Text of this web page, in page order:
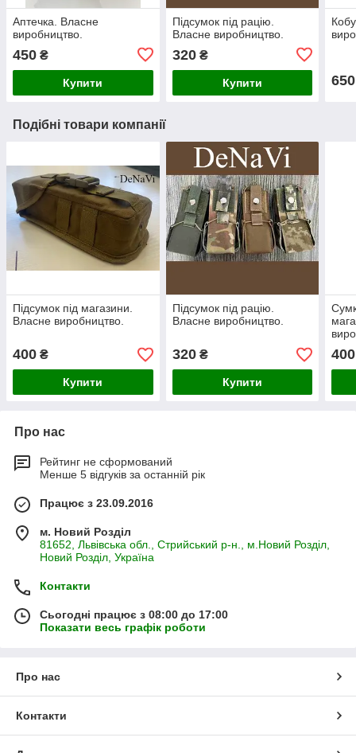
Аптечка. Власне
виробництво.
450 ₴
Купити
Підсумок під рацію.
Власне виробництво.
320₴
Купити 650
Подібні товари компанії
Підсумок під магазини.
Власне виробництво.
400 ₴
Купити
Підсумок під рацію.
Власне виробництво.
320₴
Купити
400
Про нас
Рейтинг не сформований
Менше 5 відгуків за останній рік
Працює з 23.09.2016
м. Новий Розділ
81652, Львівська обл., Стрийський р-н., м.Новий Розділ,
Новий Розділ, Україна
Контакти
Сьогодні працює з 08:00 до 17:00
Показати весь графік роботи
Про нас
Контакти